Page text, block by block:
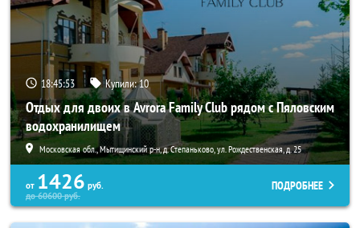
18:45:52 Купили:10
Отдых для двоих в Avrora Family Club рядом с Пяловским
водохранилищем
Московская обл., Мытищинский р-н, д. Степаньково, ул. Рождественская, д. 25
от 1426 руб.
до60600руб.
ПОДРОБНЕЕ